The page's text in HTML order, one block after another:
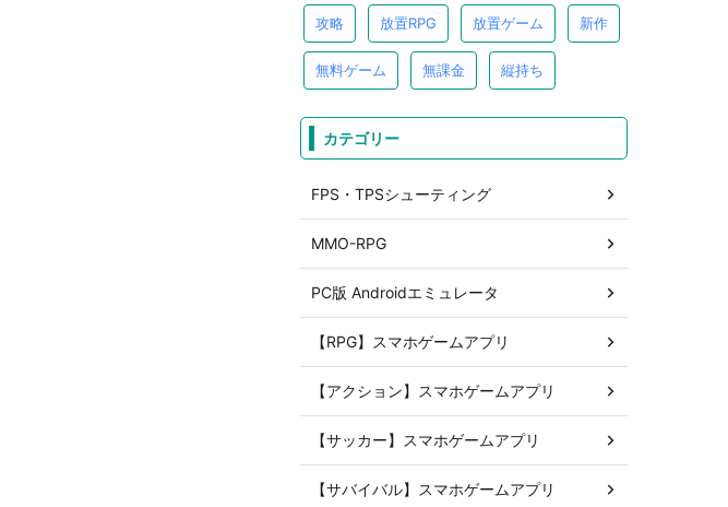
攻略 放置RPG 放置ゲーム 新作
無料ゲーム 無課金 縦持ち
カテゴリー
FPS・TPSシューティング
MMO-RPG
PC版 Androidエミュレータ
【RPG】スマホゲームアプリ
【アクション】スマホゲームアプリ
【サッカー】スマホゲームアプリ
【サバイバル】スマホゲームアプリ